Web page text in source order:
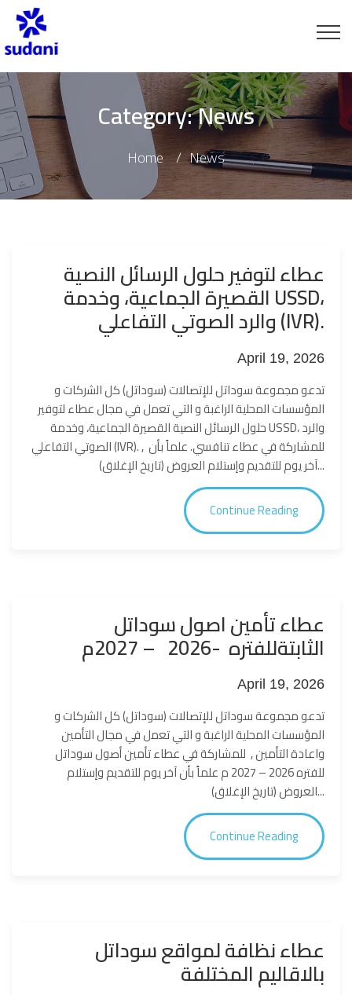
Category:News
Home News
عطاء لتوفير حلول الرسائل النصية
القصيرة الجماعية، وخدمة USSD،
والرد الصوتي التفاعلي (IVR).
April 19, 2026
تدعو مجموعة سوداتل للإتصالات (سوداتل) كل اﻟﺷرﻛﺎت و
اﻟﻣؤﺳﺳﺎت اﻟﻣﺣﻠﯾﺔ اﻟراﻏﺑﺔ و اﻟﺗﻲ ﺗﻌﻣل ﻓﻲ مجال عطاء لتوفير
حلول الرسائل النصية القصيرة الجماعية، وخدمة USSD، والرد
الصوتي التفاعلي (IVR). , للمشاركة في عطاء تنافسي. علماً بأن
آخر يوم للتقديم وإستلام العروض (تاريخ الإغلاق)...
Continue Reading
عطاء تأمين اصول سوداتل
الثابتةللفتره -2026 – 2027م
April 19, 2026
تدعو مجموعة سوداتل للإتصالات (سوداتل) كل اﻟﺷرﻛﺎت و
اﻟﻣؤﺳﺳﺎت اﻟﻣﺣﻠﯾﺔ اﻟراﻏﺑﺔ و اﻟﺗﻲ ﺗﻌﻣل ﻓﻲ مجال التأمين
واعادة التأمين , للمشاركة في عطاء تأمين أصول سوداتل
للفتره 2026 – 2027 م علماً بأن آخر يوم للتقديم وإستلام
العروض (تاريخ الإغلاق)...
Continue Reading
عطاء نظافة لمواقع سوداتل
بالاقاليم المختلفة